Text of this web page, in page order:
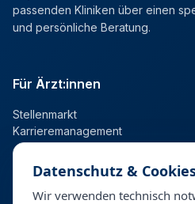
passenden Kliniken über einen
und persönliche Beratung.
Für Ärzt:innen
Stellenmarkt
Karrieremanagement
Datenschutz &
Wir verwenden technisch